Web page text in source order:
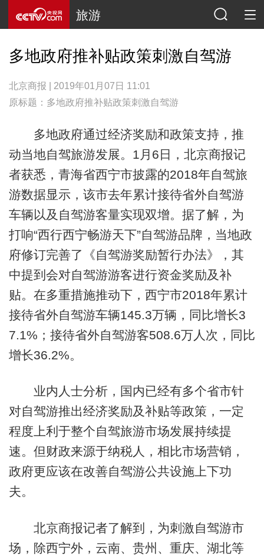
旅游
多地政府推补贴政策刺激自驾游
北京商报 | 2019年01月07日 11:01
原标题：多地政府推补贴政策刺激自驾游
多地政府通过经济奖励和政策支持，推
动当地自驾旅游发展。1月6日，北京商报记
者获悉，青海省西宁市披露的2018年自驾旅
游数据显示，该市去年累计接待省外自驾游
车辆以及自驾游客量实现双增。据了解，为
打响“西行西宁畅游天下”自驾游品牌，当地政
府修订完善了《自驾游奖励暂行办法》，其
中提到会对自驾游游客进行资金奖励及补
贴。在多重措施推动下，西宁市2018年累计
接待省外自驾游车辆145.3万辆，同比增长3
7.1%；接待省外自驾游客508.6万人次，同比
增长36.2%。
业内人士分析，国内已经有多个省市针
对自驾游推出经济奖励及补贴等政策，一定
程度上利于整个自驾旅游市场发展持续提
速。但财政来源于纳税人，相比市场营销，
政府更应该在改善自驾游公共设施上下功
夫。
北京商报记者了解到，为刺激自驾游市
场，除西宁外，云南、贵州、重庆、湖北等